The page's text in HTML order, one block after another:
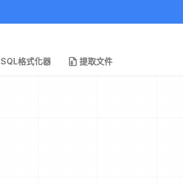
SQL格式化器 提取文件